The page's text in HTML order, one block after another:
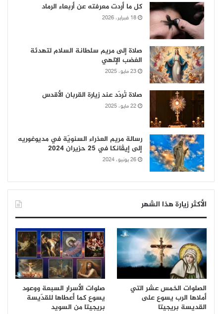
كل ما أردت معرفته عن أربعاء الرماد
18 فبراير، 2026
صلاة إلى مريم سلطانة السلام لتهدئة
الغضب الإلهي
23 مايو، 2025
صلاة تُردّد عند زيارة القربان الأقدس
22 مايو، 2025
رسالة مريم العذراء السنويّة في مديوغوريه
إلى إيڤانكا في 25 حزيران 2024
26 يونيو، 2024
الأكثر زيارة هذا الشهر
الصلوات الخمس عشر التي
أملاها الرب يسوع على
القديسة بريجيتا
صلوات الأسرار السبعة ووعود
يسوع كما أعطاها للقدّيسة
بريجيتا من السويد